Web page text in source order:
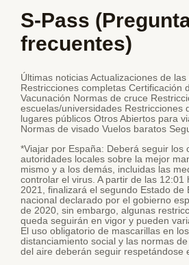
S-Pass
frecuentes)
Últimas noticias Actualizaciones de
Restricciones completas Certificación
Vacunación Normas de cruce
escuelas/universidades Restricciones
lugares públicos Otros Abiertos para
Normas de visado Vuelos baratos
*Viajar por España: Deberá seguir los
autoridades locales sobre la mejor
mismo y a los demás, incluidas las
controlar el virus. A partir de las 12:01
2021, finalizará el segundo Estado de
nacional declarado por el gobierno
de 2020, sin embargo, algunas
queda seguirán en vigor y pueden
El uso obligatorio de mascarillas en
distanciamiento social y las normas
del aire deberán seguir respetándose